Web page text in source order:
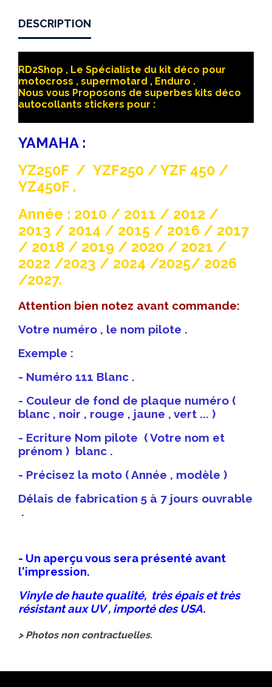
DESCRIPTION
RD2Shop , Le Spécialiste du kit déco pour
motocross , supermotard , Enduro .
Nous vous Proposons de superbes kits déco
autocollants stickers pour :
YAMAHA :
YZ250F / YZF250 / YZF 450 /
YZ450F .
Année : 2010 / 2011 / 2012 /
2013 / 2014 / 2015 / 2016 / 2017
/ 2018 / 2019 / 2020 / 2021 /
2022 /2023 / 2024 /2025/ 2026
/2027.
Attention bien notez avant commande:
Votre numéro , le nom pilote .
Exemple :
- Numéro 111 Blanc .
- Couleur de fond de plaque numéro (
blanc , noir , rouge , jaune , vert ... )
- Ecriture Nom pilote ( Votre nom et
prénom ) blanc .
- Précisez la moto ( Année , modèle )
Délais de fabrication 5 à 7 jours ouvrable
.
- Un aperçu vous sera présenté avant
l'impression.
Vinyle de haute qualité, très épais et très
résistant aux UV , importé des USA.
> Photos non contractuelles.